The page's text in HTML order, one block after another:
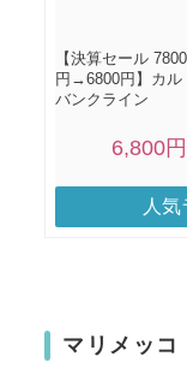
人
マリメッコ